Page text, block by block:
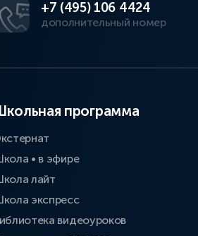
+7 (495) 106 4424
дополнительный номер
программа
• в эфире
лайт
экспресс
видеоуроков